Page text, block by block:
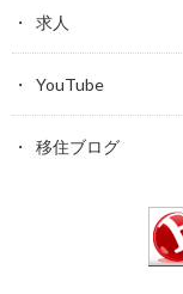
求人
YouTube
移住ブログ